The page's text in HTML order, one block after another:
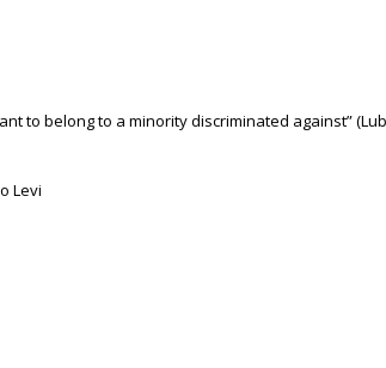
to belong to a minority discriminated against”
Levi